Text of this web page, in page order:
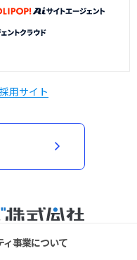
採用サイト
ィ事業について